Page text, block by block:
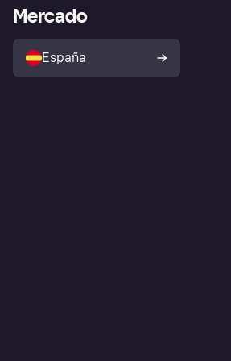
Mercado
España